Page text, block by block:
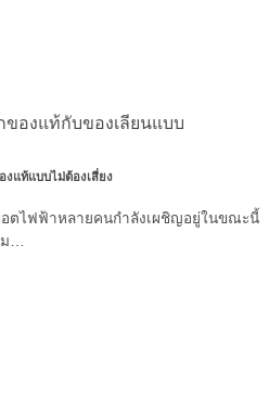
งแท้แบบไม่ต้องเสี่ยง
ตไฟฟ้าหลายคนกำลังเผชิญอยู่ในขณะนี้
…